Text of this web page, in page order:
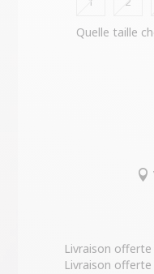
Quelle taille
Livraison offerte
Livraison